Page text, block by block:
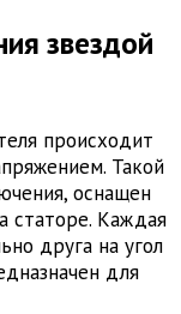
звездой
происходит
Такой
оснащен
статоре. Каждая
друга на угол
для